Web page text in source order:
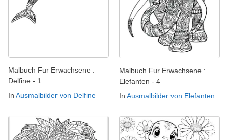
Malbuch Fur Erwachsene :
Delfine - 1
In Ausmalbilder von Delfine
Malbuch Fur Erwachsene :
Elefanten - 4
In Ausmalbilder von Elefanten